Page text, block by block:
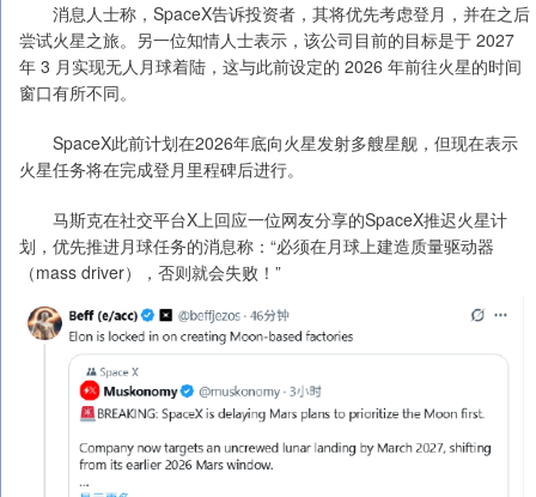
消息人士称，SpaceX告诉投资者，其将优先考虑登月，并在之后
尝试火星之旅。另一位知情人士表示，该公司目前的目标是于 2027
年 3 月实现无人月球着陆，这与此前设定的 2026 年前往火星的时间
窗口有所不同。
SpaceX此前计划在2026年底向火星发射多艘星舰，但现在表示
火星任务将在完成登月里程碑后进行。
马斯克在社交平台X上回应一位网友分享的SpaceX推迟火星计
划，优先推进月球任务的消息称：“必须在月球上建造质量驱动器
（mass driver），否则就会失败！”